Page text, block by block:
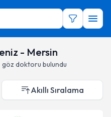
- Mersin
göz doktoru bulundu
Akıllı Sıralama